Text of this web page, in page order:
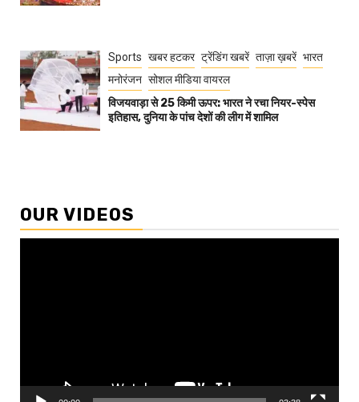
Sports खबर हटकर ट्रेंडिंग खबरें ताज़ा ख़बरें भारत
मनोरंजन सोशल मीडिया वायरल
विजयवाड़ा से 25 किमी ऊपर: भारत ने रचा नियर-स्पेस
इतिहास, दुनिया के पांच देशों की लीग में शामिल
OUR VIDEOS